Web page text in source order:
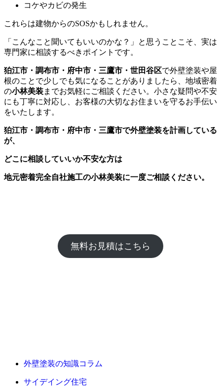
コケやカビの発生
これらは建物からのSOSかもしれません。
「こんなこと聞いてもいいのかな？」と思うことこそ、実は
専門家に相談するべきポイントです。
狛江市・調布市・府中市・三鷹市・世田谷区で外壁塗装や屋
根のことで少しでも気になることがありましたら、地域密着
の小林美装までお気軽にご相談ください。小さな疑問や不安
にも丁寧に対応し、お客様の大切なお住まいを守るお手伝い
をいたします。
狛江市・調布市・府中市・三鷹市で外壁塗装を計画している
が、
どこに相談していいか不安な方は
地元密着完全自社施工の小林美装に一度ご相談ください。
無料お見積はこちら
外壁塗装の知識コラム
サイデイング住宅